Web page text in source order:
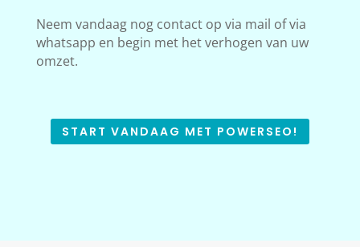
Neem vandaag nog contact op via mail of via
whatsapp en begin met het verhogen van uw
omzet.
START VANDAAG MET POWERSEO!